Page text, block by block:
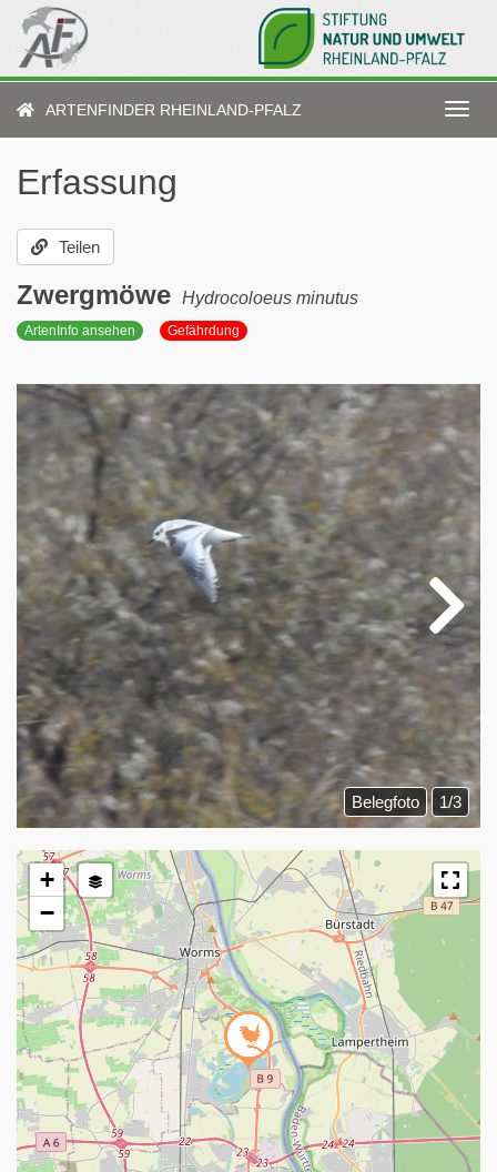
Direkt
zum
Inhalt
ARTENFINDER RHEINLAND-PFALZ
Erfassung
Teilen
Zwergmöwe Hydrocoloeus minutus
ArtenInfo ansehen Gefährdung
Belegfoto 1/3
+
−